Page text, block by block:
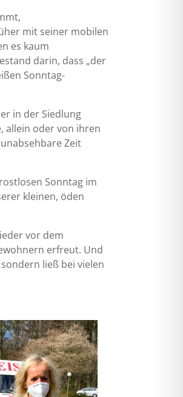
mit seiner mobilen
es kaum
darin, dass „der
Sonntag-
in der Siedlung
allein oder von ihren
Zeit
Sonntag im
kleinen, öden
vor dem
erfreut. Und
ließ bei vielen